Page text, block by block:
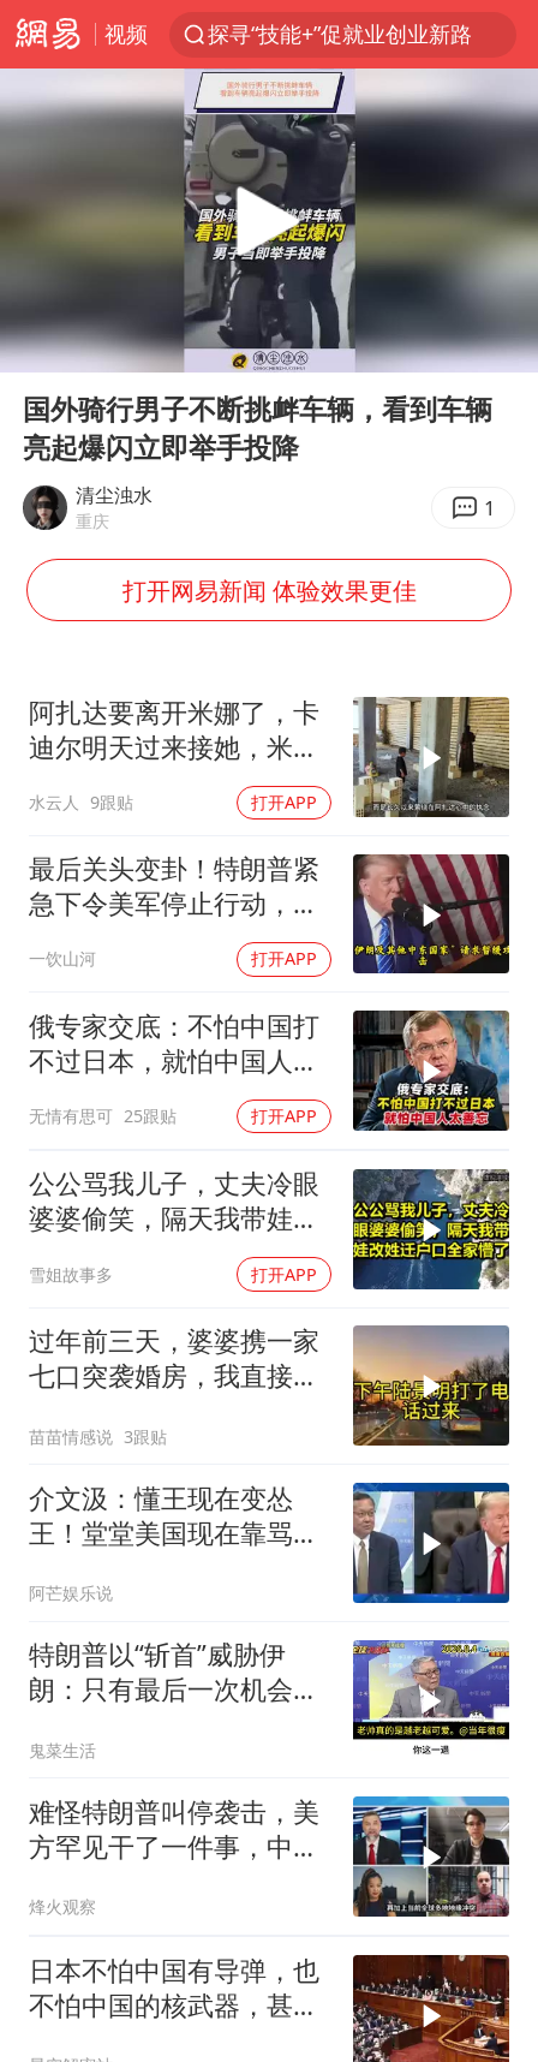
视频
探寻“技能+”促就业创业新路
周杰伦方辟谣“私生子”传闻
山东财大教授刘海明逝世 终年38岁
官方通报传销头目出狱办书院
逃犯看演唱会 刚出地铁就被逮住
台风白海豚可能在浙江登陆
因凡蒂诺首次公开道歉
《Monica》填词人黎彼得去世
人贩子“梅姨”真实姓名曝光
董路致歉：泰国10岁黑人父母是伪造的
13岁少年白天写作业晚上夜市炒粉
总书记关心百姓身边这些民生大事
Play
00:00 00:15
国外骑行男子不断挑衅车辆，看到车辆
亮起爆闪立即举手投降
清尘浊水
重庆 1
打开网易新闻 体验效果更佳
阿扎达要离开米娜了，卡
迪尔明天过来接她，米娜
水云人 9跟贴 打开APP
最后关头变卦！特朗普紧
急下令美军停止行动，他
认清了残酷的现实！
一饮山河 打开APP
俄专家交底：不怕中国打
不过日本，就怕中国人太
无情有思可 25跟贴 打开APP
公公骂我儿子，丈夫冷眼
婆婆偷笑，隔天我带娃改
姓迁户口全家懵了！
雪姐故事多 打开APP
过年前三天，婆婆携一家
七口突袭婚房，我直接锁
公里外娘家
苗苗情感说 3跟贴
介文汲：懂王现在变怂
王！堂堂美国现在靠骂人
阿芒娱乐说
特朗普以“斩首”威胁伊
朗：只有最后一次机会
鬼菜生活
难怪特朗普叫停袭击，美
方罕见干了一件事，中方
烽火观察
日本不怕中国有导弹，也
不怕中国的核武器，甚至